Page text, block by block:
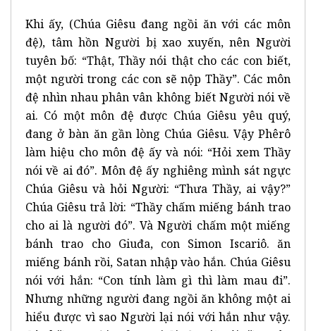
Khi ấy, (Chúa Giêsu đang ngồi ăn với các môn
đệ), tâm hồn Người bị xao xuyến, nên Người
tuyên bố: “Thật, Thầy nói thật cho các con biết,
một người trong các con sẽ nộp Thầy”. Các môn
đệ nhìn nhau phân vân không biết Người nói về
ai. Có một môn đệ được Chúa Giêsu yêu quý,
đang ở bàn ăn gần lòng Chúa Giêsu. Vậy Phêrô
làm hiệu cho môn đệ ấy và nói: “Hỏi xem Thầy
nói về ai đó”. Môn đệ ấy nghiêng mình sát ngực
Chúa Giêsu và hỏi Người: “Thưa Thầy, ai vậy?”
Chúa Giêsu trả lời: “Thầy chấm miếng bánh trao
cho ai là người đó”. Và Người chấm một miếng
bánh trao cho Giuđa, con Simon Iscariô. ăn
miếng bánh rồi, Satan nhập vào hắn. Chúa Giêsu
nói với hắn: “Con tính làm gì thì làm mau đi”.
Nhưng những người đang ngồi ăn không một ai
hiểu được vì sao Người lại nói với hắn như vậy.